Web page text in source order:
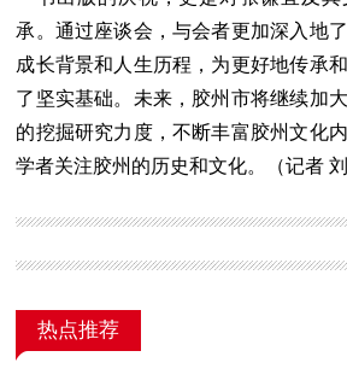
承。通过座谈会，与会者更加深入地
成长背景和人生历程，为更好地传承
了坚实基础。未来，胶州市将继续加
的挖掘研究力度，不断丰富胶州文化
学者关注胶州的历史和文化。（记者 刘
热点推荐